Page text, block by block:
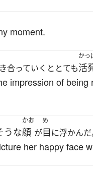
moment.
合っていくととても
かっ
活
impression of
うな
かお
顔 が
め
目 に浮かんだ
her happy face